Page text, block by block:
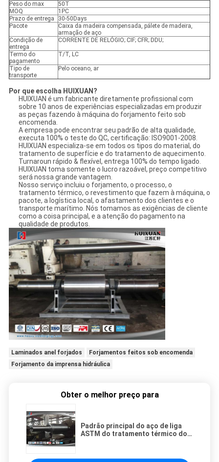
Peso do max
50T
MOQ
1PC
Prazo de entrega
30-50Days
Pacote
Caixa da madeira compensada, pálete de madeira,
armação de aço
Condição de
entrega
CORRENTE DE RELÓGIO; CIF; CFR; DDU;
Termo do
pagamento
T/T, LC
Tipo de
transporte
Pelo oceano, ar
Por que escolha HUIXUAN?
HUIXUAN é um fabricante diretamente profissional com
sobre 10 anos de experiências especializadas em produzir
as peças fazendo à máquina do forjamento feito sob
encomenda.
A empresa pode encontrar seu padrão de alta qualidade,
executa 100% o teste do QC, certificação: ISO9001-2008.
HUIXUAN especializa-se em todos os tipos do material, do
tratamento de superfície e do tratamento de aquecimento.
Turnaroun rápido & flexível, entrega 100% do tempo ligado.
HUIXUAN toma somente o lucro razoável, preço competitivo
será nossa grande vantagem.
Nosso serviço incluiu o forjamento, o processo, o
tratamento térmico, o revestimento que fazem à máquina, o
pacote, a logística local, o afastamento dos clientes e o
transporte marítimo. Nós tomamos as exigências de cliente
como a coisa principal, e a atenção do pagamento na
qualidade de produtos.
Laminados anel forjados
Forjamentos feitos sob encomenda
Forjamento da imprensa hidráulica
Obter o melhor preço para
Padrão principal do aço de liga
ASTM do tratamento térmico do